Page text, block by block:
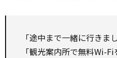
「途中まで一緒に行きま
「観光案内所で無料Wi-Fi